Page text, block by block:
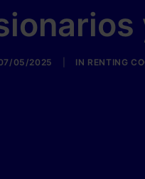
05/2025 IN RENTING